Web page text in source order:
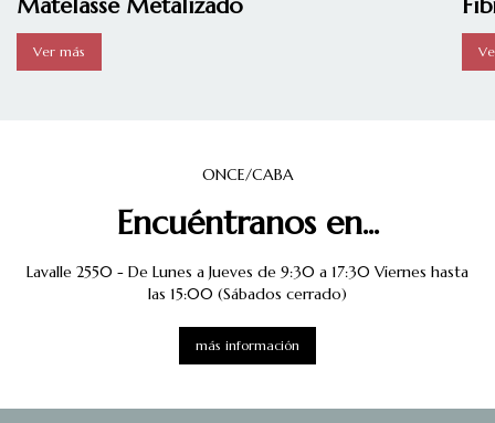
Matelasse Metalizado
Ver más
ONCE/CABA
Encuéntranos en...
Lavalle 2550 - De Lunes a Jueves de 9:30 a 17:30 Viernes hasta
las 15:00 (Sábados cerrado)
más información